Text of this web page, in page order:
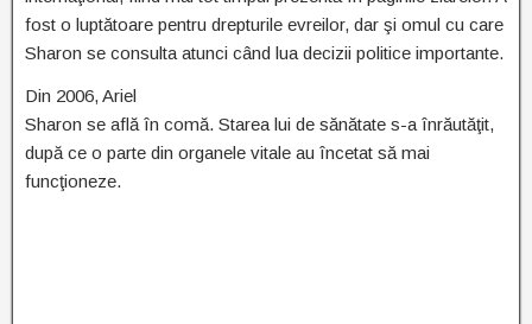
fost o luptătoare pentru drepturile evreilor, dar şi omul cu care
Sharon se consulta atunci când lua decizii politice importante.
Din 2006, Ariel
Sharon se află în comă. Starea lui de sănătate s-a înrăutăţit,
după ce o parte din organele vitale au încetat să mai
funcţioneze.